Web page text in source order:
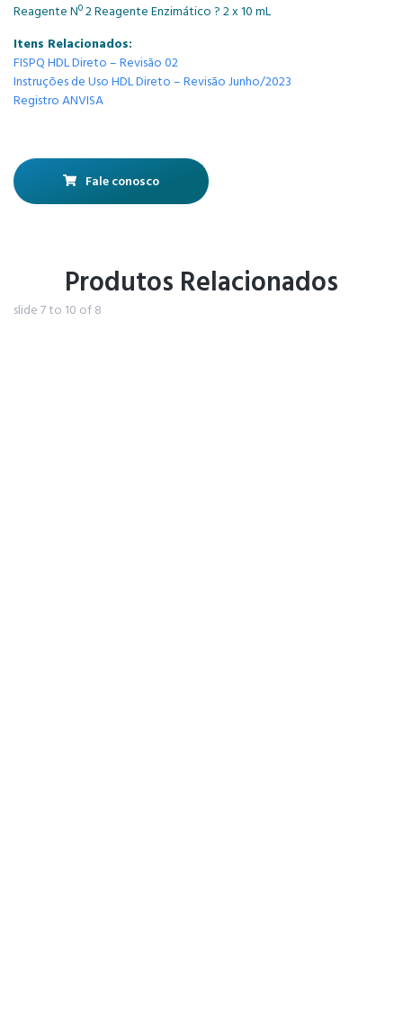
Reagente Nº 2 Reagente Enzimático ? 2 x 10 mL
Itens Relacionados:
FISPQ HDL Direto – Revisão 02
Instruções de Uso HDL Direto – Revisão Junho/2023
Registro ANVISA
Fale conosco
Produtos Relacionados
slide7 to 10 of 8